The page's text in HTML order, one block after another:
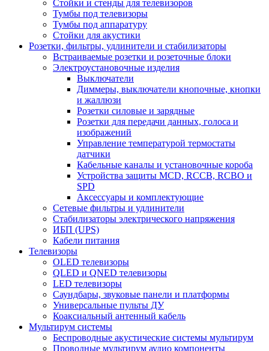
Стойки и стенды для телевизоров
Тумбы под телевизоры
Тумбы под аппаратуру
Стойки для акустики
Розетки, фильтры, удлинители и стабилизаторы
Встраиваемые розетки и розеточные блоки
Электроустановочные изделия
Выключатели
Диммеры, выключатели кнопочные, кнопки
и жаллюзи
Розетки силовые и зарядные
Розетки для передачи данных, голоса и
изображений
Управление температурой термостаты
датчики
Кабельные каналы и установочные короба
Устройства защиты MCD, RCCB, RCBO и
SPD
Аксессуары и комплектующие
Сетевые фильтры и удлинители
Стабилизаторы электрического напряжения
ИБП (UPS)
Кабели питания
Телевизоры
OLED телевизоры
QLED и QNED телевизоры
LED телевизоры
Саундбары, звуковые панели и платформы
Универсальные пульты ДУ
Коаксиальный антенный кабель
Мультирум системы
Беспроводные акустические системы мультирум
Проводные мультирум аудио компоненты